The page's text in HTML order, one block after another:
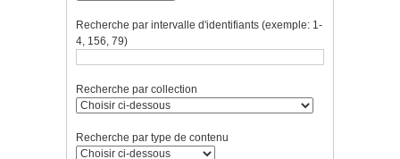
Recherche par intervalle d'identifiants (exemple: 1-
4, 156, 79)
Recherche par collection
Recherche par type de contenu